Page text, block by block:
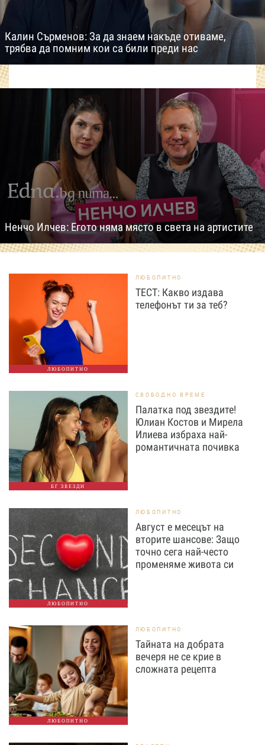
Калин Сърменов: За да знаем накъде отиваме,
трябва да помним кои са били преди нас
Ненчо Илчев: Егото няма място в света на артистите
ЛЮБОПИТНО
ЛЮБОПИТНО
ТЕСТ: Какво издава
телефонът ти за теб?
БГ ЗВЕЗДИ
СВОБОДНО ВРЕМЕ
Палатка под звездите!
Юлиан Костов и Мирела
Илиева избраха най-
романтичната почивка
ЛЮБОПИТНО
ЛЮБОПИТНО
Август е месецът на
вторите шансове: Защо
точно сега най-често
променяме живота си
ЛЮБОПИТНО
ЛЮБОПИТНО
Тайната на добрата
вечеря не се крие в
сложната рецепта